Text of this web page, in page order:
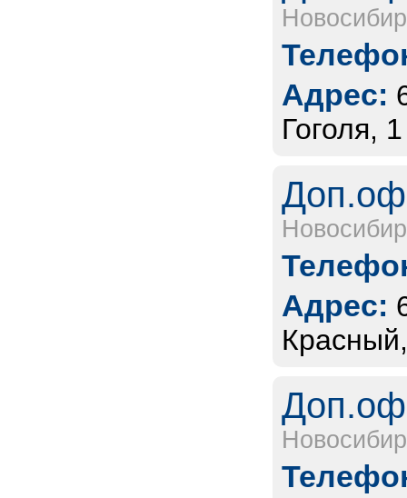
Адрес:
Гоголя, 1
Адрес: